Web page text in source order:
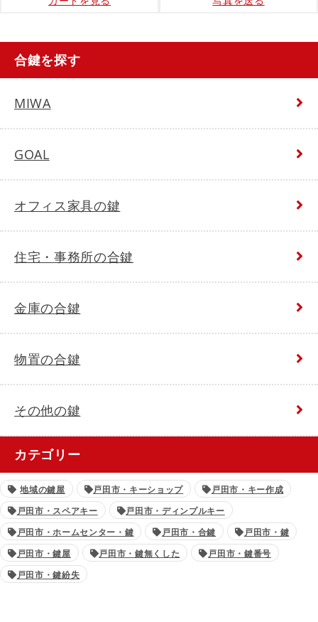
合鍵を探す
MIWA
GOAL
オフィス家具の鍵
住宅・事務所の合鍵
金庫の合鍵
物置の合鍵
その他の鍵
カテゴリー
地域の鍵屋 戸田市・キーショップ
戸田市・キー作成
戸田市・スペアキー
戸田市・ディンプルキー
戸田市・ホームセンター・鍵
戸田市・合鍵
戸田市・鍵
戸田市・鍵屋
戸田市・鍵無くした
戸田市・鍵番号
戸田市・鍵紛失